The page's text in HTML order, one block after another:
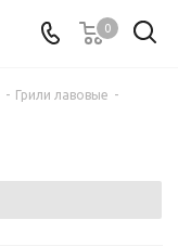
0
- Грили лавовые -